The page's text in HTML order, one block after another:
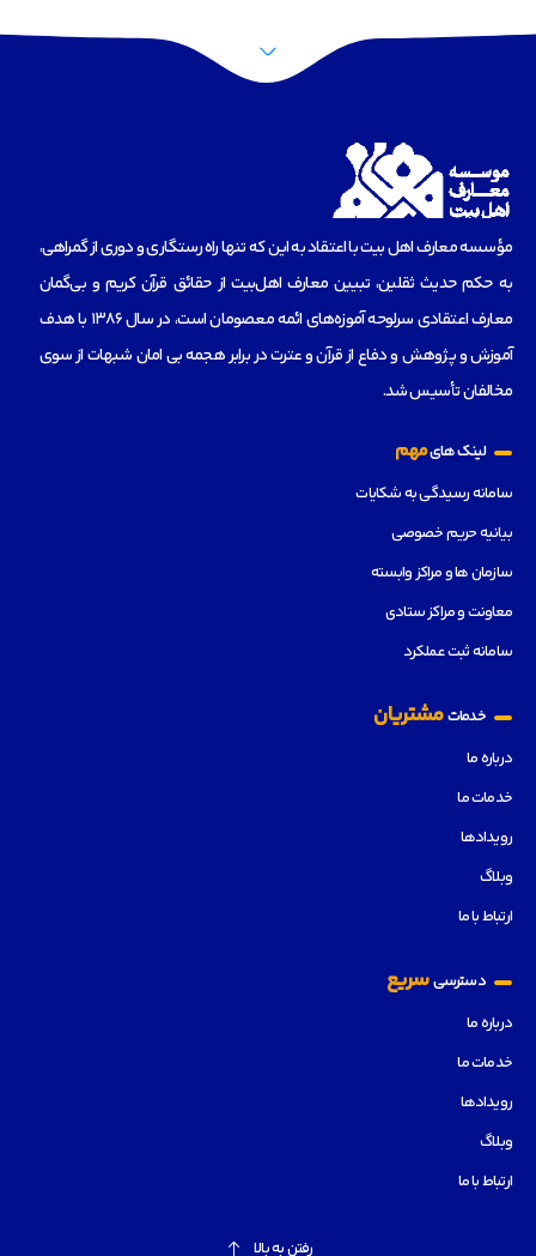
مؤسسه‌ معارف اهل بیت با اعتقاد به این که تنها راه رستگاری و دوری از گمراهی،
به حکم حدیث ثقلین، تبیین معارف اهل‌بیت از حقائق قرآن کریم و بی‌گمان
معارف اعتقادی سرلوحه آموزه‌های ائمه معصومان است، در سال 1386 با هدف
آموزش و پژوهش و دفاع از قرآن و عترت در برابر هجمه بی امان شبهات از سوی
مخالفان تأسیس شد.
لینک هایمهم
سامانه رسیدگی به شکایات
بیانیه حریم خصوصی
سازمان ها و مراکز وابسته
معاونت و مراکز ستادی
سامانه ثبت عملکرد
خدماتمشتریان
درباره ما
خدمات ما
رویدادها
وبلاگ
ارتباط با ما
دسترسیسریع
درباره ما
خدمات ما
رویدادها
وبلاگ
ارتباط با ما
رفتن به بالا